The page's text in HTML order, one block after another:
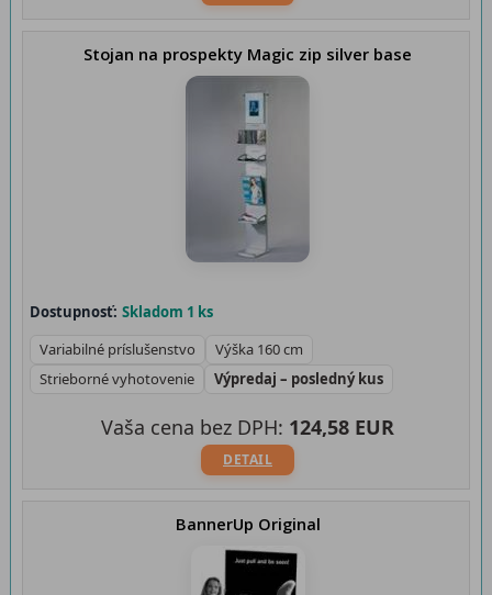
Stojan na prospekty Magic zip silver base
Dostupnosť: Skladom 1 ks
Variabilné príslušenstvo
Výška 160 cm
Strieborné vyhotovenie
Výpredaj – posledný kus
DETAIL
Vaša cena bez DPH: 124,58 EUR
BannerUp Original